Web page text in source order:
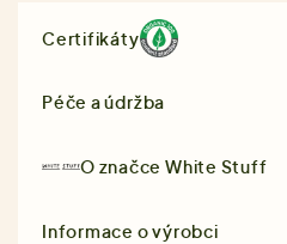
Certifikáty
Péče a údržba
O značceWhite Stuff
Informace o výrobci